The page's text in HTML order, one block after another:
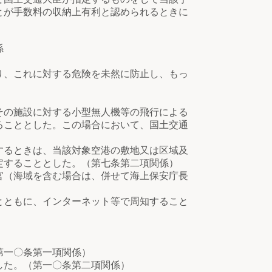
手数料の収納上有利と認められるときに
これに対する危険を未然に防止し、もっ
設に対する小型無人機等の飛行による
ととした。この場合において、国土交通
きは、当該対象空港の敷地又は区域及
ることとした。（第七条第二項関係）
域を含む場合は、併せて海上保安庁長
に、インターネット等で周知すること
〇条第一項関係）
（第一〇条第二項関係）